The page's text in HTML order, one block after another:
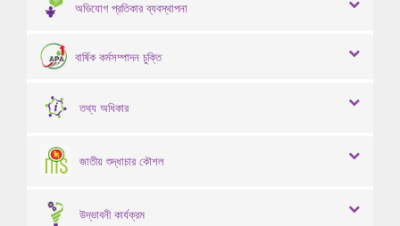
অভিযোগ প্রতিকার ব্যবস্থাপনা
বার্ষিক কর্মসম্পাদন চুক্তি
তথ্য অধিকার
জাতীয় শুদ্ধাচার কৌশল
উদ্ভাবনী কার্যক্রম